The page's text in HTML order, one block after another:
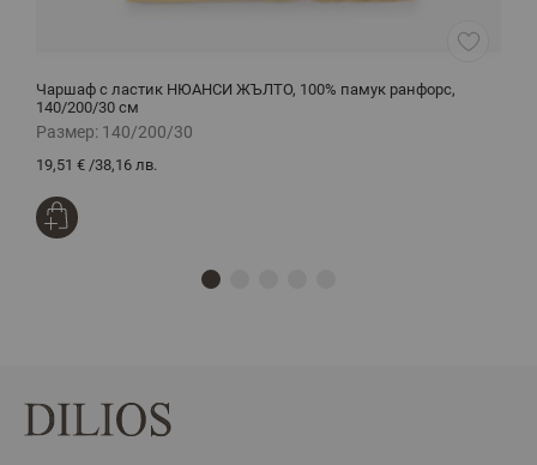
Чаршаф с ластик НЮАНСИ ЖЪЛТО, 100% памук ранфорс,
140/200/30 см
Размер: 140/200/30
19,51 € /38,16 лв.